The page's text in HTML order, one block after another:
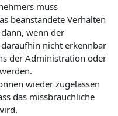
muss
beanstandete Verhalten
wenn der
nicht erkennbar
der Administration oder
wieder zugelassen
das missbräuchliche